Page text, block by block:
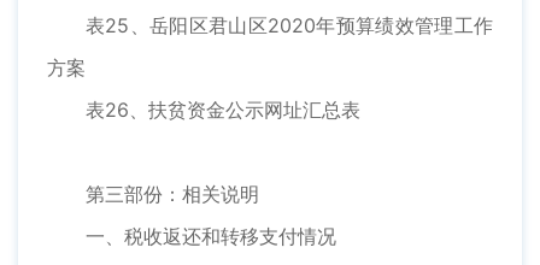
表25、岳阳区君山区2020年预算绩效管理工作
方案
表26、扶贫资金公示网址汇总表
第三部份：相关说明
一、税收返还和转移支付情况